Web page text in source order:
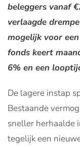
beleggers vanaf
verlaagde
mogelijk voor
fonds keert
6% en een
De lagere instap
Bestaande
sneller herhaalde
tegelijk een